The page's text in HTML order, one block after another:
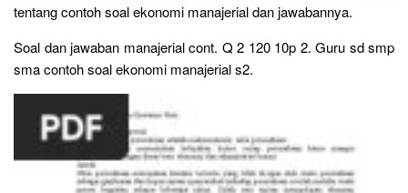
tentang contoh soal ekonomi manajerial dan jawabannya.
Soal dan jawaban manajerial cont. Q 2 120 10p 2. Guru sd smp
sma contoh soal ekonomi manajerial s2.